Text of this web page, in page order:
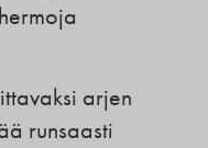
arjen
runsaasti